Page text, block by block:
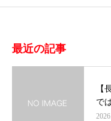
最近の記事
【
で